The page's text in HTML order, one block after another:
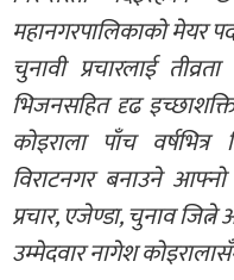
महानगरपालिकाको मेयर
चुनावी प्रचारलाई
भिजनसहित दृढ
कोइराला पाँच
विराटनगर बनाउने
प्रचार, एजेण्डा, चुनाव
उम्मेदवार नागेश